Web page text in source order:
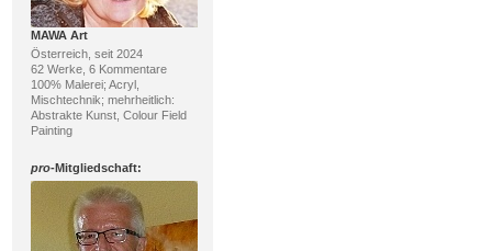
MAWA Art
Österreich, seit 2024
62 Werke, 6 Kommentare
100% Malerei; Acryl,
Mischtechnik; mehrheitlich:
Abstrakte Kunst, Colour Field
Painting
pro-Mitgliedschaft: